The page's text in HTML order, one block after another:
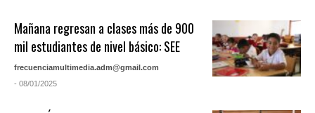
Mañana regresan a clases más de 900
mil estudiantes de nivel básico: SEE
frecuenciamultimedia.adm@gmail.com
- 08/01/2025